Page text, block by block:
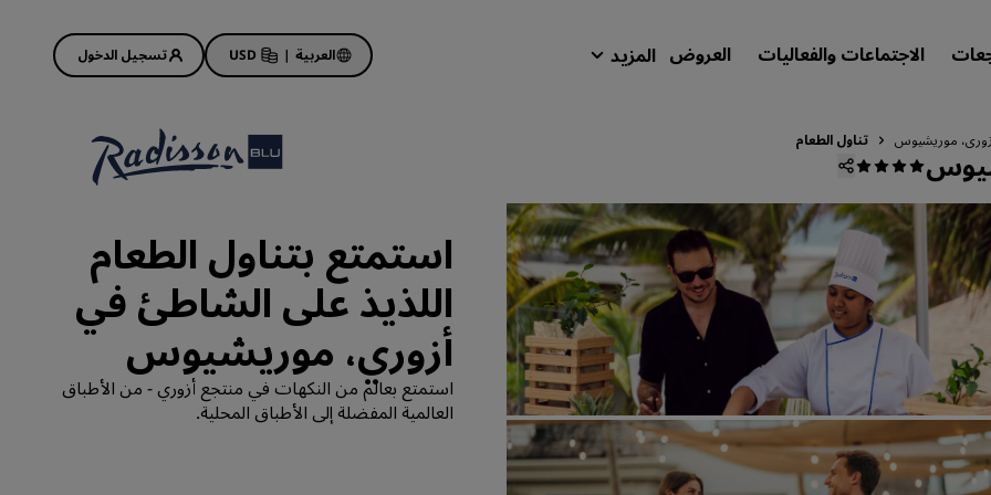
الاجتماعات والفعاليات العروض المزيد العربية |
USD تسجيل الدخول
الوجهات
المنتجعات
شقق فندقية مجهزة
فنادق قريبة من المطار
الفنادق الجديدة والمرتقب افتتاحها قريبًا
الاجتماعات والفعاليات
استكشف برنامج Radisson Meetings
عروض الفنادق
ابدأ الآن لربح الكثير
Deals of the Day
احجز مقدمًا
اطلع على الباقات المتاحة لدينا
أفكار السفر
موريشيوس تناول الطعام
استمتع بتناول الطعام
اللذيذ على الشاطئ في
أزوري، موريشيوس
استمتع بعالم من النكهات في منتجع أزوري - من الأطباق
العالمية المفضلة إلى الأطباق المحلية.